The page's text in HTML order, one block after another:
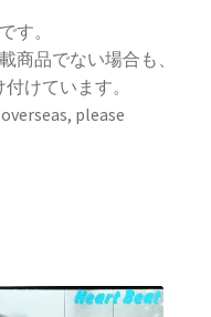
す。
商品でない場合も、
けています。
please